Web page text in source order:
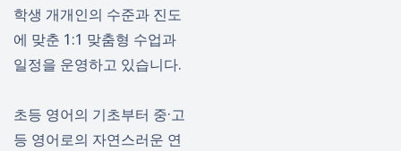
학생 개개인의 수준과 진도
에 맞춘 1:1 맞춤형 수업과
일정을 운영하고 있습니다.
초등 영어의 기초부터 중·고
등 영어로의 자연스러운 연